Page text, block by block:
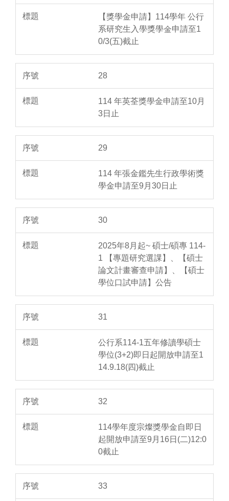
【獎學金申請】114學年 公行
系研究生入學獎學金申請至1
0/3(五)截止
28
114 年英荃獎學金申請至10月
3日止
29
114 年張金鑑先生行政學術獎
學金申請至9月30日止
30
2025年8月起~ 碩士/碩專 114-
1 【專題研究選課】、【碩士
論文計畫審查申請】、【碩士
學位口試申請】公告
31
公行系114-1五年修讀學碩士
學位(3+2)即日起開放申請至1
14.9.18(四)截止
32
114學年度宗燦獎學金自即日
起開放申請至9月16日(二)12:0
0截止
33